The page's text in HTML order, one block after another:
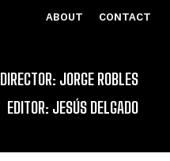
ABOUT CONTACT
DIRECTOR: JORGE ROBLES
EDITOR: JESÚS DELGADO